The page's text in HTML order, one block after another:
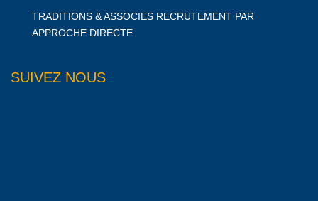
TRADITIONS & ASSOCIES RECRUTEMENT PAR
APPROCHE DIRECTE
SUIVEZ NOUS